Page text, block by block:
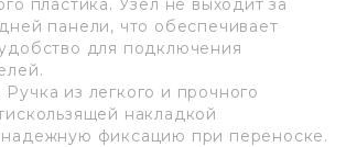
пластика. Узел не выходит за
панели, что обеспечивает
для подключения
Ручка из легкого и прочного
накладкой
фиксацию при переноске.